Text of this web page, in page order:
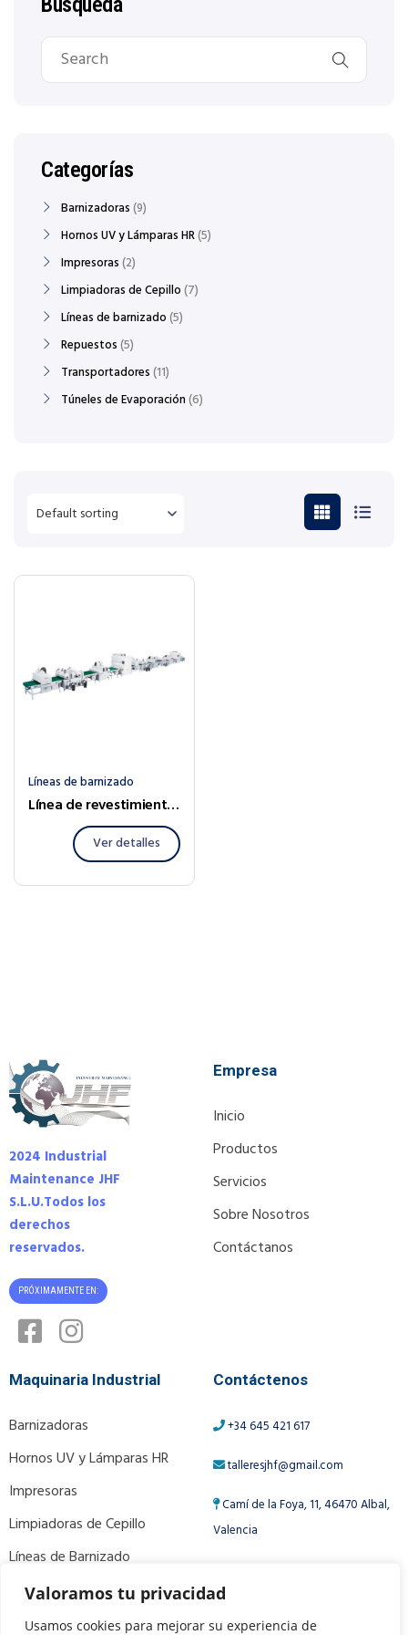
Valoramos tu privacidad
Usamos cookies para mejorar su experiencia de
Líneas de barnizado
Línea de revestimiento para puertas
Ver detalles
Categorías
Barnizadoras 9
Hornos UV y Lámparas HR 5
Impresoras 2
Limpiadoras de Cepillo 7
Líneas de barnizado 5
Repuestos 5
Transportadores 11
Túneles de Evaporación 6
2024 Industrial
Maintenance JHF
S.L.U.Todos los
derechos
reservados.
PRÓXIMAMENTE EN:
Empresa
Inicio
Productos
Servicios
Sobre Nosotros
Contáctanos
Maquinaria Industrial
Barnizadoras
Hornos UV y Lámparas HR
Impresoras
Limpiadoras de Cepillo
Líneas de Barnizado
Ver Más Productos
Contáctenos
+34 645 421 617
talleresjhf@gmail.com
Camí de la Foya, 11, 46470 Albal,
Valencia